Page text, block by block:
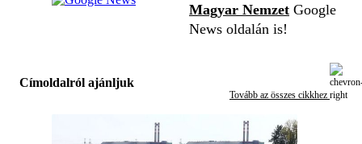
Magyar Nemzet Google
News oldalán is!
Címoldalról ajánljuk
Tovább az összes cikkhez